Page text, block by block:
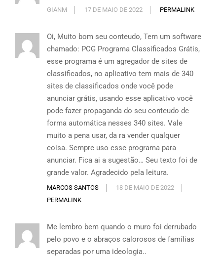
GIANM 17 DE MAIO DE 2022 PERMALINK
Oi, Muito bom seu conteudo, Tem um software
chamado: PCG Programa Classificados Grátis,
esse programa é um agregador de sites de
classificados, no aplicativo tem mais de 340
sites de classificados onde você pode
anunciar grátis, usando esse aplicativo você
pode fazer propaganda do seu conteudo de
forma automática nesses 340 sites. Vale
muito a pena usar, da ra vender qualquer
coisa. Sempre uso esse programa para
anunciar. Fica ai a sugestão… Seu texto foi de
grande valor. Agradecido pela leitura.
MARCOS SANTOS
18 DE MAIO DE 2022
PERMALINK
Me lembro bem quando o muro foi derrubado
pelo povo e o abraços calorosos de famílias
separadas por uma ideologia..